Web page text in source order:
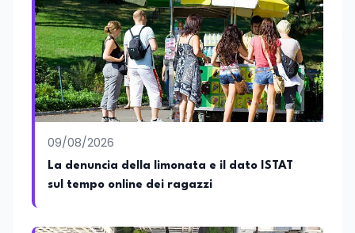
09/08/2026
La denuncia della limonata e il dato ISTAT
sul tempo online dei ragazzi